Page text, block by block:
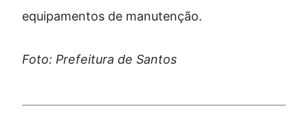
equipamentos de manutenção.
Foto: Prefeitura de Santos